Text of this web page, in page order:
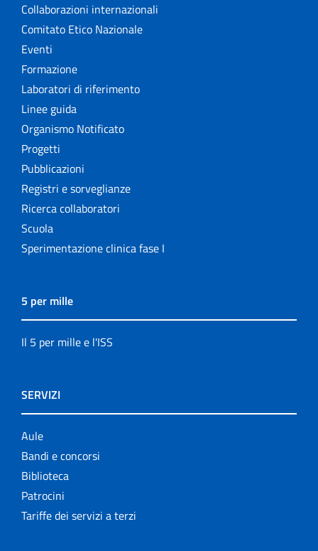
Collaborazioni internazionali
Comitato Etico Nazionale
Eventi
Formazione
Laboratori di riferimento
Linee guida
Organismo Notificato
Progetti
Pubblicazioni
Registri e sorveglianze
Ricerca collaboratori
Scuola
Sperimentazione clinica fase I
5 per mille
Il 5 per mille e l'ISS
SERVIZI
Aule
Bandi e concorsi
Biblioteca
Patrocini
Tariffe dei servizi a terzi